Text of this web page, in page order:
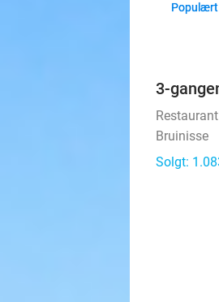
Populært
3-
Bruinisse
Solgt: